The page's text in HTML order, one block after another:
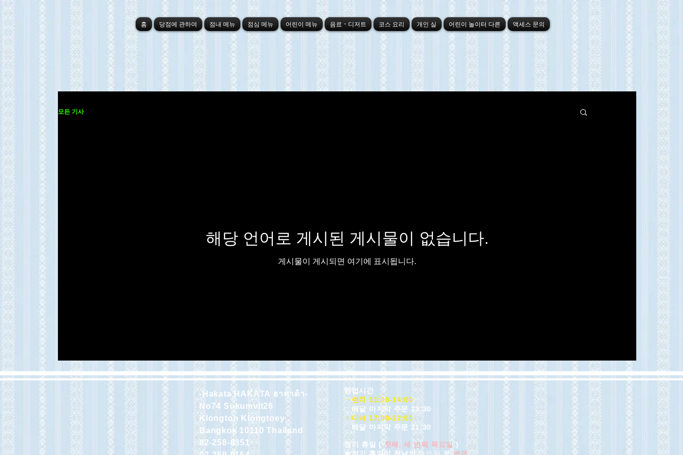
홈 당점에 관하여 점내 메뉴 점심 메뉴 어린이 메뉴 음료・디저트 코스 요리 개인 실 어린이 놀이터 다른 액세스 문의
모든 기사
해당 언어로 게시된 게시물이 없습니다.
게시물이 게시되면 여기에 표시됩니다.
-Hakata HAKATA ฮาคาต้า-
No74 Sukumvit26
Klongton Klongtoey
Bangkok 10110 Thailand
02-258-8351
영업시간
・런치 11:00-14:00
배달 마지막 주문 13:30
・디너 17:00-22:00
배달 마지막 주문 21:30
정기 휴일 ( 첫째, 세 번째 목요일 )